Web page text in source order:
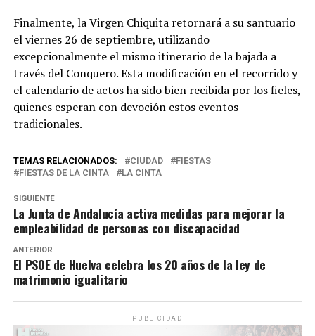
Finalmente, la Virgen Chiquita retornará a su santuario
el viernes 26 de septiembre, utilizando
excepcionalmente el mismo itinerario de la bajada a
través del Conquero. Esta modificación en el recorrido y
el calendario de actos ha sido bien recibida por los fieles,
quienes esperan con devoción estos eventos
tradicionales.
TEMAS RELACIONADOS: CIUDAD
FIESTAS
FIESTAS DE LA CINTA
LA CINTA
SIGUIENTE
La Junta de Andalucía activa medidas para mejorar la
empleabilidad de personas con discapacidad
ANTERIOR
El PSOE de Huelva celebra los 20 años de la ley de
matrimonio igualitario
PUBLICIDAD